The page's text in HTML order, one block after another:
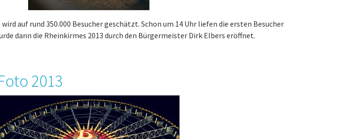
auf rund 350.000 Besucher geschätzt. Schon um 14 Uhr liefen die ersten Besucher
dann die Rheinkirmes 2013 durch den Bürgermeister Dirk Elbers eröffnet.
2013